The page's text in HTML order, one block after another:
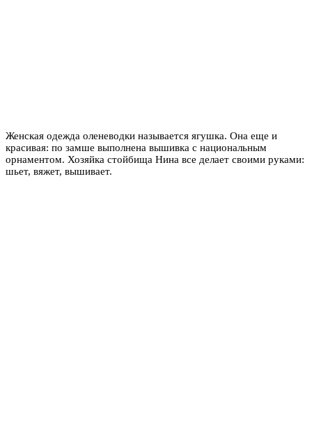
Женская одежда оленеводки называется ягушка. Она еще и
красивая: по замше выполнена вышивка с национальным
орнаментом. Хозяйка стойбища Нина все делает своими руками:
шьет, вяжет, вышивает.